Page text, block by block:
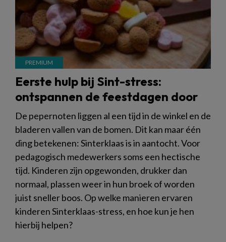
Eerste hulp bij Sint-stress:
ontspannen de feestdagen door
De pepernoten liggen al een tijd in de winkel en de
bladeren vallen van de bomen. Dit kan maar één
ding betekenen: Sinterklaas is in aantocht. Voor
pedagogisch medewerkers soms een hectische
tijd. Kinderen zijn opgewonden, drukker dan
normaal, plassen weer in hun broek of worden
juist sneller boos. Op welke manieren ervaren
kinderen Sinterklaas-stress, en hoe kun je hen
hierbij helpen?